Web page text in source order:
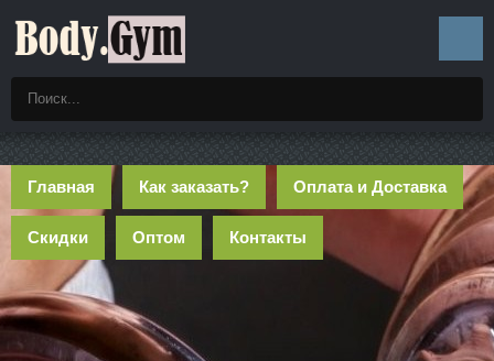
Главная Как заказать? Оплата и Доставка
Скидки Оптом Контакты